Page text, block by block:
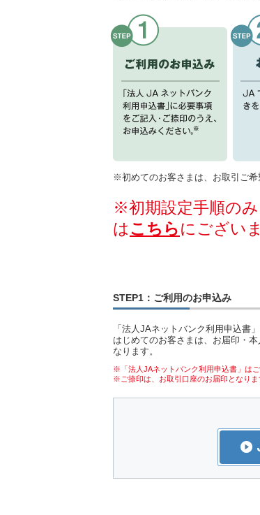
※初めてのお客さまは、お取引ご希
※初期設定手順のみ
はこちらにござい
STEP1：ご利用のお申込み
「法人JAネットバンク利用申込書
はじめてのお客さまは、お届印・
なります。
※「法人JAネットバンク利用申込書」は
※ご捺印は、お取引口座のお届印となりま